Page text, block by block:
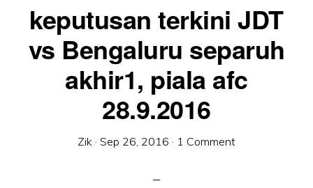
keputusan terkini JDT
vs Bengaluru separuh
akhir1, piala afc
28.9.2016
Zik · Sep 26, 2016 · 1 Comment